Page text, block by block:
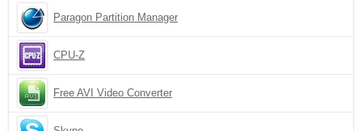
Paragon Partition Manager
CPU-Z
Free AVI Video Converter